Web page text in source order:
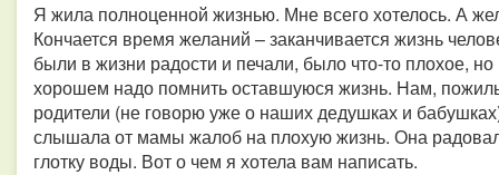
Я жила полноценной жизнью. Мне всего хотелось. А
Кончается время желаний – заканчивается жизнь
были в жизни радости и печали, было что-то плохое,
хорошем надо помнить оставшуюся жизнь. Нам,
родители (не говорю уже о наших дедушках и
слышала от мамы жалоб на плохую жизнь. Она
глотку воды. Вот о чем я хотела вам написать.